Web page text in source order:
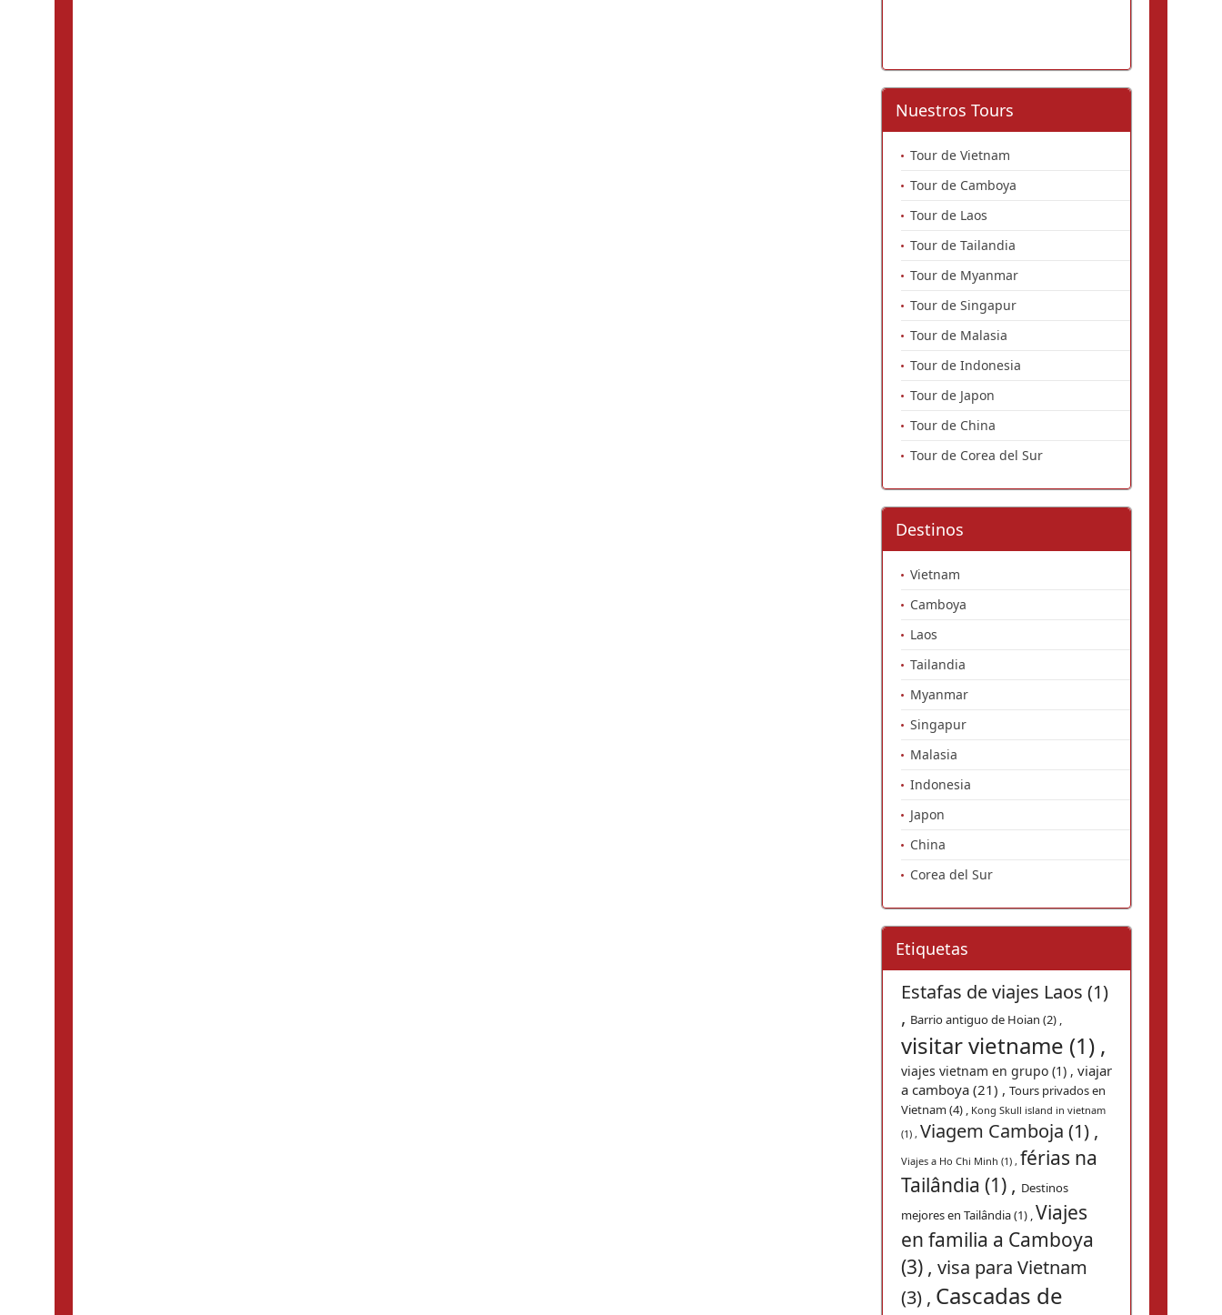
Nuestros Tours
Tour de Vietnam
Tour de Camboya
Tour de Laos
Tour de Tailandia
Tour de Myanmar
Tour de Singapur
Tour de Malasia
Tour de Indonesia
Tour de Japon
Tour de China
Tour de Corea del Sur
Destinos
Vietnam
Camboya
Laos
Tailandia
Myanmar
Singapur
Malasia
Indonesia
Japon
China
Corea del Sur
Etiquetas
Estafas de viajes Laos (1)
, Barrio antiguo de Hoian (2) ,
visitar vietname (1) ,
viajes vietnam en grupo (1) , viajar
a camboya (21) , Tours privados en
Vietnam (4) , Kong Skull island in vietnam
(1) , Viagem Camboja (1) ,
Viajes a Ho Chi Minh (1) , férias na
Tailândia (1) , Destinos
mejores en Tailândia (1) ,Viajes
en familia a Camboya
(3) , visa para Vietnam
(3) , Cascadas de